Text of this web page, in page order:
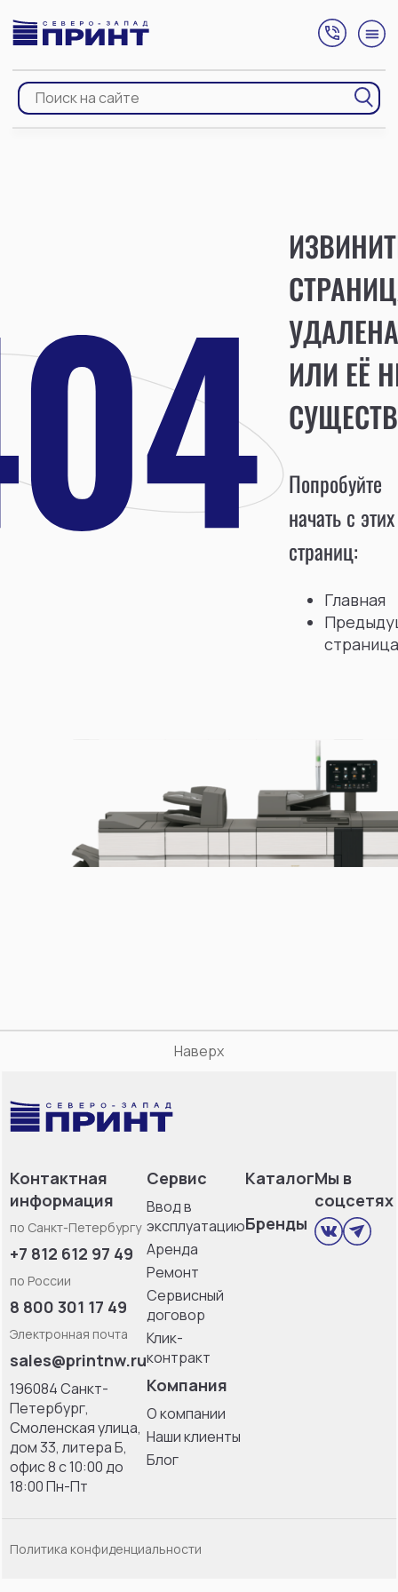
УДАЛЕНА
ИЛИ ЕЁ
Попробуйте
начать с этих
страниц:
Главная
страница
Наверх
Контактная
информация
по Санкт-Петербургу
+7 812 612 97 49
по России
8 800 301 17 49
Электронная почта
sales@printnw.ru
196084 Санкт-
Петербург,
Смоленская улица,
дом 33, литерa Б,
офис 8 с 10:00 до
18:00 Пн-Пт
Сервис
Ввод в
эксплуатацию
Аренда
Ремонт
Сервисный
договор
Клик-
контракт
Компания
О компании
Наши клиенты
Блог
Каталог
Бренды
Мы в
соцсетях
Политика конфиденциальности